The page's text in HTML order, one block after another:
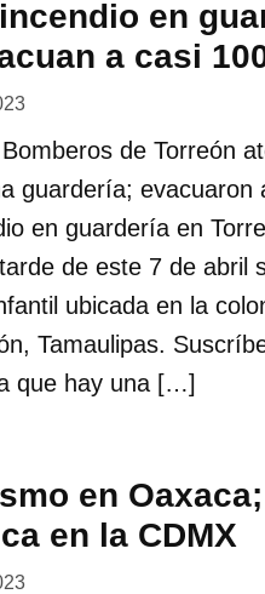
en
a casi
de Torreón
guardería; evacuaron
en guardería en
de este 7 de abril
ubicada en la
Tamaulipas.
que hay una […]
en
en la CDMX